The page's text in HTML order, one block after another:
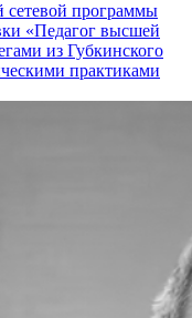
сетевой программы
«Педагог высшей
из Губкинского
практиками